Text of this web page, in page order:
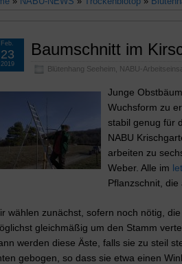
Baumschnitt im
Blütenhang Seeheim NABU-
Feb.
23
2019
Junge
Wuchsform zu
stabil genug für
NABU
arbeiten zu
Weber. Alle im
Pflanzschnit,
wählen zunächst, sofern noch nötig,
gleichmäßig um den Stamm
werden diese Äste, falls sie zu steil
gebogen, so dass sie etwa einen